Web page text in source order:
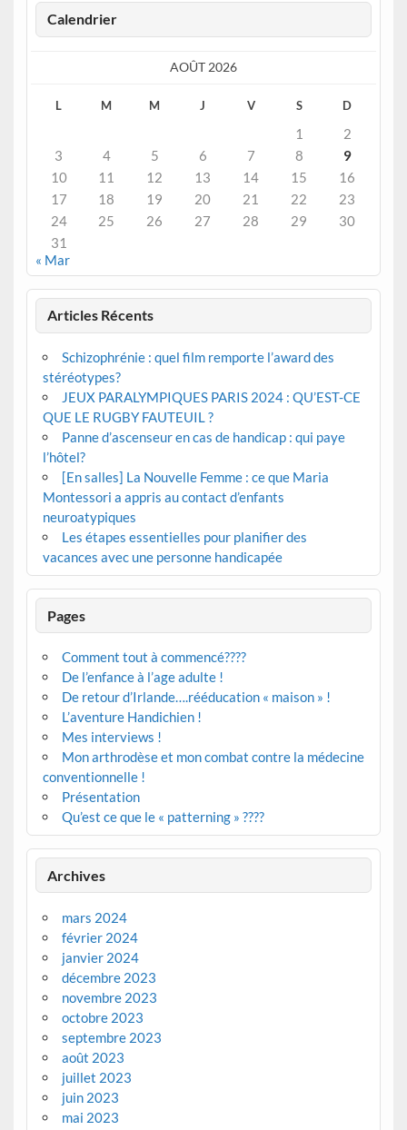
Calendrier
AOÛT 2026
L M M J V S D
1
2
3
4 5 6 7 8
9
10
11 12 13 14 15
16
17
18 19 20 21 22
23
24
25 26 27 28 29
30
31
« Mar
Articles Récents
Schizophrénie : quel film remporte l’award des
stéréotypes?
JEUX PARALYMPIQUES PARIS 2024 : QU’EST-CE
QUE LE RUGBY FAUTEUIL ?
Panne d’ascenseur en cas de handicap : qui paye
l’hôtel?
[En salles] La Nouvelle Femme : ce que Maria
Montessori a appris au contact d’enfants
neuroatypiques
Les étapes essentielles pour planifier des
vacances avec une personne handicapée
Pages
Comment tout à commencé????
De l’enfance à l’age adulte !
De retour d’Irlande….rééducation « maison » !
L’aventure Handichien !
Mes interviews !
Mon arthrodèse et mon combat contre la médecine
conventionnelle !
Présentation
Qu’est ce que le « patterning » ????
Archives
mars 2024
février 2024
janvier 2024
décembre 2023
novembre 2023
octobre 2023
septembre 2023
août 2023
juillet 2023
juin 2023
mai 2023